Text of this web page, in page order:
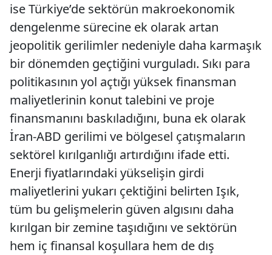
ise Türkiye’de sektörün makroekonomik
dengelenme sürecine ek olarak artan
jeopolitik gerilimler nedeniyle daha karmaşık
bir dönemden geçtiğini vurguladı. Sıkı para
politikasının yol açtığı yüksek finansman
maliyetlerinin konut talebini ve proje
finansmanını baskıladığını, buna ek olarak
İran-ABD gerilimi ve bölgesel çatışmaların
sektörel kırılganlığı artırdığını ifade etti.
Enerji fiyatlarındaki yükselişin girdi
maliyetlerini yukarı çektiğini belirten Işık,
tüm bu gelişmelerin güven algısını daha
kırılgan bir zemine taşıdığını ve sektörün
hem iç finansal koşullara hem de dış